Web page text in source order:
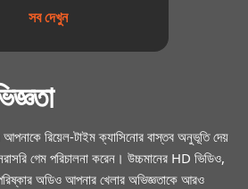
সব দেখুন
রিয়েল-টাইম ক্যাসিনোর বাস্তব অনুভূতি দেয়
গেম পরিচালনা করেন। উচ্চমানের HD ভিডিও,
অডিও আপনার খেলার অভিজ্ঞতাকে আরও